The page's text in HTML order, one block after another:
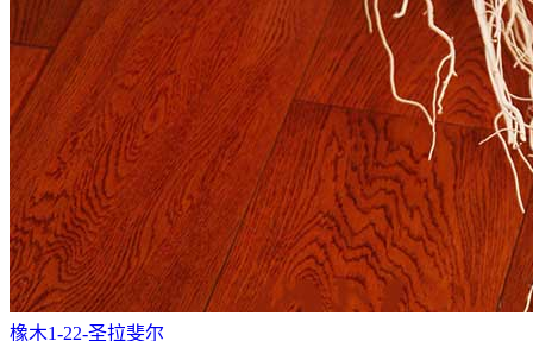
橡木1-22-圣拉斐尔